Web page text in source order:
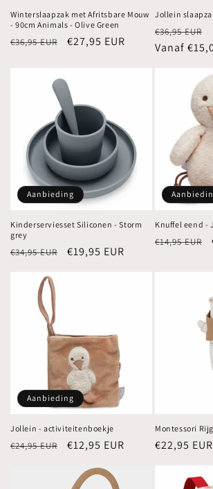
Winterslaapzak met Afritsbare Mouw
- 90cm Animals - Olive Green
Normale
€36,95 EUR Aanbiedingsprijs
€27,95 EUR
Jollein
Normale
prijs
€36,95 EUR
Vanaf
Aanbieding
Kinderserviesset Siliconen - Storm
grey
Normale
€34,95 EUR Aanbiedingsprijs
€19,95 EUR
Knuffel eend -
Normale
€14,95 EUR
Aanbieding
Jollein - activiteitenboekje
Normale
€24,95 EUR Aanbiedingsprijs
€12,95 EUR
Montessori
Normale
€22,95 EUR